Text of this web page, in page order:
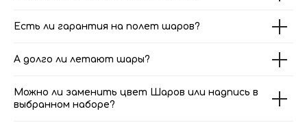
Есть ли гарантия на полет шаров?
А долго ли летают шары?
Можно ли заменить цвет Шаров или надпись в
выбранном наборе?